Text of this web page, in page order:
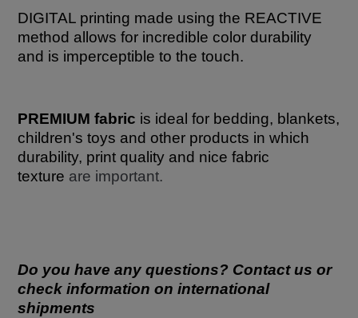
DIGITAL printing made using the REACTIVE
method allows for incredible color durability
and is imperceptible to the touch.
PREMIUM fabric is ideal for bedding, blankets,
children's toys and other products in which
durability, print quality and nice fabric
texture are important.
Do you have any questions? Contact us or
check information on international
shipments